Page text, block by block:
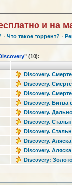
и на
·Что такое торрент? ·
" (10):
Discovery.
Discovery.
Discovery.
Discovery. Битва
Discovery.
Discovery.
Discovery.
Discovery.
Discovery.
Discovery: